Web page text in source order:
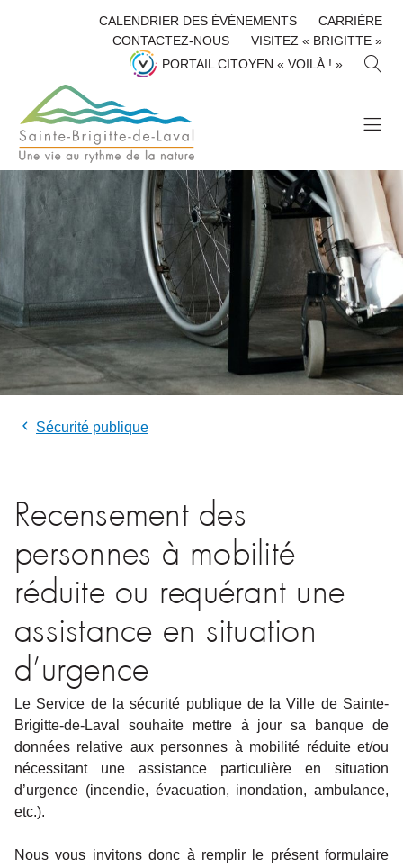
CALENDRIER DES ÉVÉNEMENTS
CARRIÈRE
CONTACTEZ-NOUS
VISITEZ « BRIGITTE »
PORTAIL CITOYEN « VOILÀ ! »
H
C
H
E
R
Sécurité publique
Recensement des
personnes à mobilité
réduite ou requérant une
assistance en situation
d’urgence
Le Service de la sécurité publique de la Ville de Sainte-
Brigitte-de-Laval souhaite mettre à jour sa banque de
données relative aux personnes à mobilité réduite et/ou
nécessitant une assistance particulière en situation
d’urgence (incendie, évacuation, inondation, ambulance,
etc.).
Nous vous invitons donc à remplir le présent formulaire